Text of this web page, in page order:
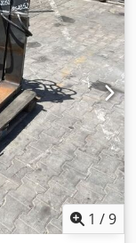
1 /9